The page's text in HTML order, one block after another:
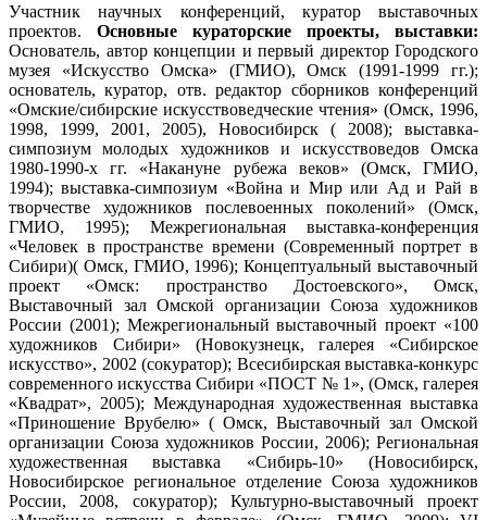
Участник научных конференций, куратор выставочных
проектов. Основные кураторские проекты, выставки:
Основатель, автор концепции и первый директор Городского
музея «Искусство Омска» (ГМИО), Омск (1991-1999 гг.);
основатель, куратор, отв. редактор сборников конференций
«Омские/сибирские искусствоведческие чтения» (Омск, 1996,
1998, 1999, 2001, 2005), Новосибирск ( 2008); выставка-
симпозиум молодых художников и искусствоведов Омска
1980-1990-х гг. «Накануне рубежа веков» (Омск, ГМИО,
1994); выставка-симпозиум «Война и Мир или Ад и Рай в
творчестве художников послевоенных поколений» (Омск,
ГМИО, 1995); Межрегиональная выставка-конференция
«Человек в пространстве времени (Современный портрет в
Сибири)( Омск, ГМИО, 1996); Концептуальный выставочный
проект «Омск: пространство Достоевского», Омск,
Выставочный зал Омской организации Союза художников
России (2001); Межрегиональный выставочный проект «100
художников Сибири» (Новокузнецк, галерея «Сибирское
искусство», 2002 (сокуратор); Всесибирская выставка-конкурс
современного искусства Сибири «ПОСТ № 1», (Омск, галерея
«Квадрат», 2005); Международная художественная выставка
«Приношение Врубелю» ( Омск, Выставочный зал Омской
организации Союза художников России, 2006); Региональная
художественная выставка «Сибирь-10» (Новосибирск,
Новосибирское региональное отделение Союза художников
России, 2008, сокуратор); Культурно-выставочный проект